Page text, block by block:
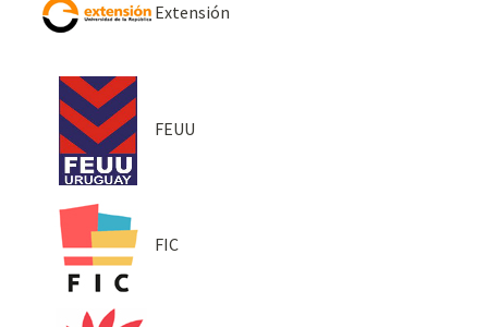
Extensión
FEUU
FIC